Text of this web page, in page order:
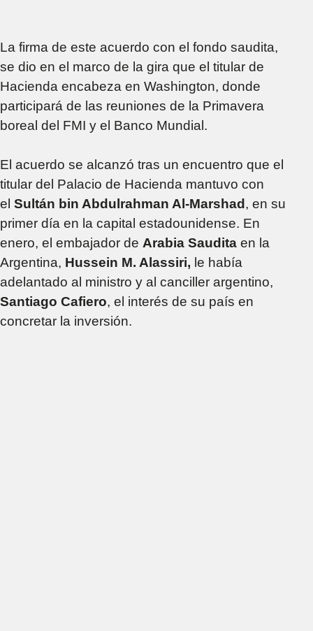
La firma de este acuerdo con el fondo saudita,
se dio en el marco de la gira que el titular de
Hacienda encabeza en Washington, donde
participará de las reuniones de la Primavera
boreal del FMI y el Banco Mundial.
El acuerdo se alcanzó tras un encuentro que el
titular del Palacio de Hacienda mantuvo con
el Sultán bin Abdulrahman Al-Marshad , en su
primer día en la capital estadounidense. En
enero, el embajador de Arabia Saudita en la
Argentina, Hussein M. Alassiri, le había
adelantado al ministro y al canciller argentino,
Santiago Cafiero, el interés de su país en
concretar la inversión.